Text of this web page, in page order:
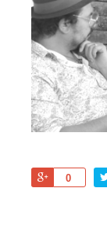
0
Share